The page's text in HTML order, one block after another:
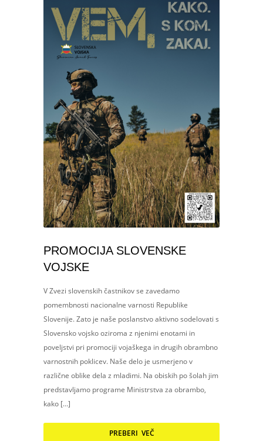
PROMOCIJA SLOVENSKE
VOJSKE
V Zvezi slovenskih častnikov se zavedamo
pomembnosti nacionalne varnosti Republike
Slovenije. Zato je naše poslanstvo aktivno sodelovati s
Slovensko vojsko oziroma z njenimi enotami in
poveljstvi pri promociji vojaškega in drugih obrambno
varnostnih poklicev. Naše delo je usmerjeno v
različne oblike dela z mladimi. Na obiskih po šolah jim
predstavljamo programe Ministrstva za obrambo,
kako […]
PREBERI VEČ